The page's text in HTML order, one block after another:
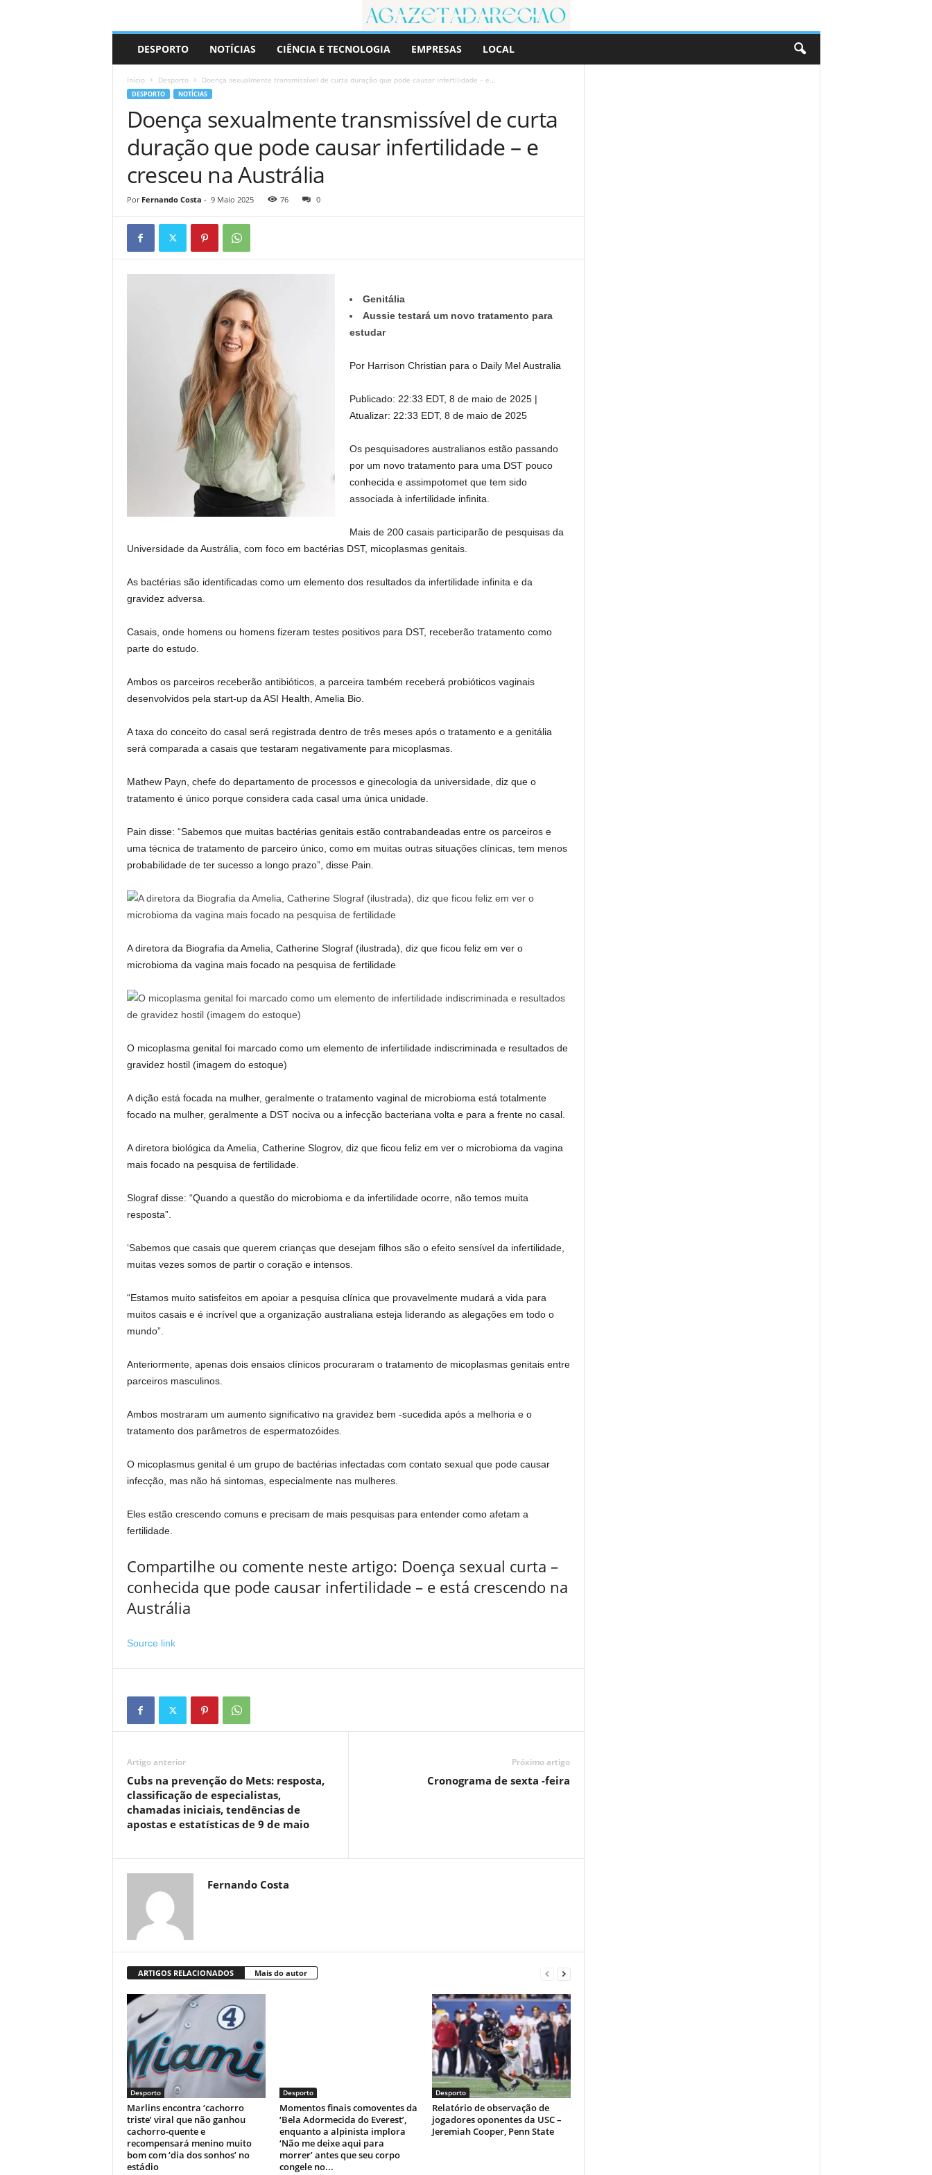
r
DESPORTO NOTÍCIAS CIÊNCIA E TECNOLOGIA EMPRESAS LOCAL
Início Desporto Doença sexualmente transmissível de curta duração que pode causar infertilidade – e...
DESPORTO NOTÍCIAS
Doença sexualmente transmissível de curta
duração que pode causar infertilidade – e
cresceu na Austrália
Por Fernando Costa - 9 Maio 2025 76 0
Genitália
Aussie testará um novo tratamento para
estudar
Por Harrison Christian para o Daily Mel Australia
Publicado: 22:33 EDT, 8 de maio de 2025 |
Atualizar: 22:33 EDT, 8 de maio de 2025
Os pesquisadores australianos estão passando
por um novo tratamento para uma DST pouco
conhecida e assimpotomet que tem sido
associada à infertilidade infinita.
Mais de 200 casais participarão de pesquisas da
Universidade da Austrália, com foco em bactérias DST, micoplasmas genitais.
As bactérias são identificadas como um elemento dos resultados da infertilidade infinita e da
gravidez adversa.
Casais, onde homens ou homens fizeram testes positivos para DST, receberão tratamento como
parte do estudo.
Ambos os parceiros receberão antibióticos, a parceira também receberá probióticos vaginais
desenvolvidos pela start-up da ASI Health, Amelia Bio.
A taxa do conceito do casal será registrada dentro de três meses após o tratamento e a genitália
será comparada a casais que testaram negativamente para micoplasmas.
Mathew Payn, chefe do departamento de processos e ginecologia da universidade, diz que o
tratamento é único porque considera cada casal uma única unidade.
Pain disse: “Sabemos que muitas bactérias genitais estão contrabandeadas entre os parceiros e
uma técnica de tratamento de parceiro único, como em muitas outras situações clínicas, tem menos
probabilidade de ter sucesso a longo prazo”, disse Pain.
A diretora da Biografia da Amelia, Catherine Slograf (ilustrada), diz que ficou feliz em ver o
microbioma da vagina mais focado na pesquisa de fertilidade
O micoplasma genital foi marcado como um elemento de infertilidade indiscriminada e resultados de
gravidez hostil (imagem do estoque)
A dição está focada na mulher, geralmente o tratamento vaginal de microbioma está totalmente
focado na mulher, geralmente a DST nociva ou a infecção bacteriana volta e para a frente no casal.
A diretora biológica da Amelia, Catherine Slogrov, diz que ficou feliz em ver o microbioma da vagina
mais focado na pesquisa de fertilidade.
Slograf disse: “Quando a questão do microbioma e da infertilidade ocorre, não temos muita
resposta”.
‘Sabemos que casais que querem crianças que desejam filhos são o efeito sensível da infertilidade,
muitas vezes somos de partir o coração e intensos.
“Estamos muito satisfeitos em apoiar a pesquisa clínica que provavelmente mudará a vida para
muitos casais e é incrível que a organização australiana esteja liderando as alegações em todo o
mundo”.
Anteriormente, apenas dois ensaios clínicos procuraram o tratamento de micoplasmas genitais entre
parceiros masculinos.
Ambos mostraram um aumento significativo na gravidez bem -sucedida após a melhoria e o
tratamento dos parâmetros de espermatozóides.
O micoplasmus genital é um grupo de bactérias infectadas com contato sexual que pode causar
infecção, mas não há sintomas, especialmente nas mulheres.
Eles estão crescendo comuns e precisam de mais pesquisas para entender como afetam a
fertilidade.
Compartilhe ou comente neste artigo: Doença sexual curta –
conhecida que pode causar infertilidade – e está crescendo na
Austrália
Source link
Artigo anterior
Cubs na prevenção do Mets: resposta,
classificação de especialistas,
chamadas iniciais, tendências de
apostas e estatísticas de 9 de maio
Próximo artigo
Cronograma de sexta -feira
Fernando Costa
ARTIGOS RELACIONADOS Mais do autor
Desporto
Marlins encontra ‘cachorro
triste’ viral que não ganhou
cachorro-quente e
recompensará menino muito
bom com ‘dia dos sonhos’ no
estádio
Desporto
Momentos finais comoventes da
‘Bela Adormecida do Everest’,
enquanto a alpinista implora
‘Não me deixe aqui para
morrer’ antes que seu corpo
congele no...
Desporto
Relatório de observação de
jogadores oponentes da USC –
Jeremiah Cooper, Penn State